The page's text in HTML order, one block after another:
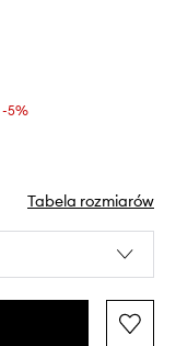
-5%
Tabela rozmiarów